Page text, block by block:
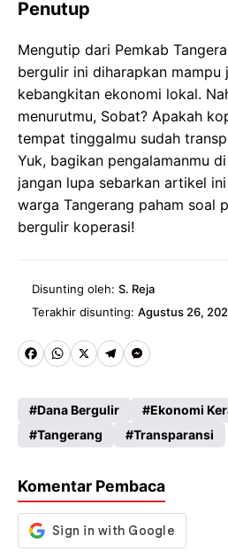
Penutup
Mengutip dari Pemkab
bergulir ini diharapkan mampu
kebangkitan ekonomi lokal.
menurutmu, Sobat? Apakah
tempat tinggalmu sudah
Yuk, bagikan pengalamanmu
jangan lupa sebarkan artikel
warga Tangerang paham soal
bergulir koperasi!
Disunting oleh: S. Reja
Terakhir disunting: Agustus 26,
Fa
b
o
k
W
ts
A
p
X
Te
gr
a
M
se
n
er
Dana Bergulir Ekonomi
Tangerang
Transparansi
Komentar Pembaca